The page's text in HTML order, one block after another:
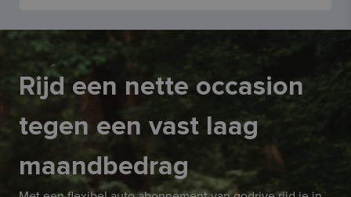
Rijd een nette occasion
tegen een vast laag
maandbedrag